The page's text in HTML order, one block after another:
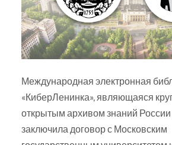
Международная электронная
«КиберЛенинка», являющаяся
открытым архивом знаний
заключила договор с Московским